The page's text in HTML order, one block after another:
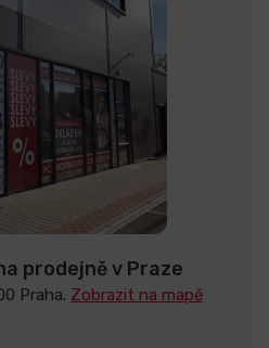
prodejně v Praze
Praha. Zobrazit na mapě